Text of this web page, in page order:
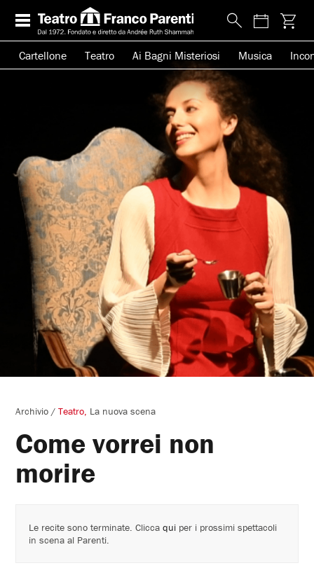
Cartellone Teatro Ai Bagni Misteriosi Musica
Archivio /Teatro La nuova scena
Come vorrei non
morire
Le recite sono terminate. Cliccaqui per i prossimi spettacoli
in scena al Parenti.